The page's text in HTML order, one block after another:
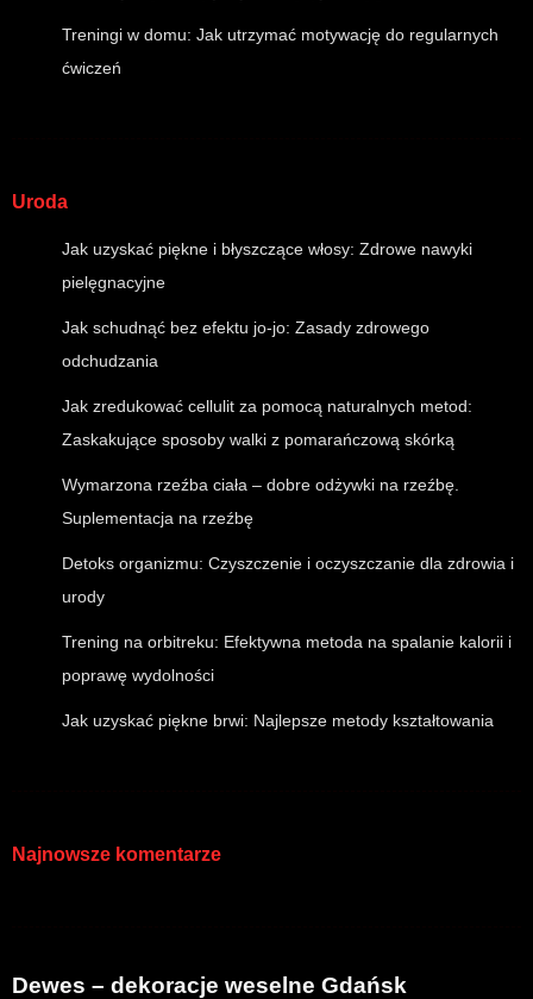
Treningi w domu: Jak utrzymać motywację do regularnych
ćwiczeń
Uroda
Jak uzyskać piękne i błyszczące włosy: Zdrowe nawyki
pielęgnacyjne
Jak schudnąć bez efektu jo-jo: Zasady zdrowego
odchudzania
Jak zredukować cellulit za pomocą naturalnych metod:
Zaskakujące sposoby walki z pomarańczową skórką
Wymarzona rzeźba ciała – dobre odżywki na rzeźbę.
Suplementacja na rzeźbę
Detoks organizmu: Czyszczenie i oczyszczanie dla zdrowia i
urody
Trening na orbitreku: Efektywna metoda na spalanie kalorii i
poprawę wydolności
Jak uzyskać piękne brwi: Najlepsze metody kształtowania
Najnowsze komentarze
Dewes – dekoracje weselne Gdańsk